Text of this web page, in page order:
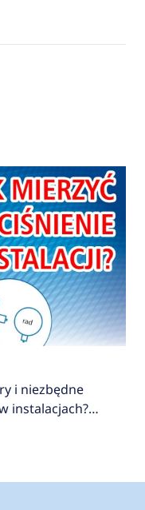
i niezbędne
instalacjach?